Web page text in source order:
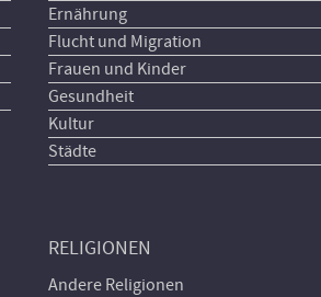
Ernährung
Flucht und Migration
Frauen und Kinder
Gesundheit
Kultur
Städte
RELIGIONEN
Andere Religionen